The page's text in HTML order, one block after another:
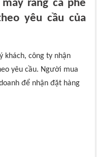
rang cà phê
yêu cầu của
khách, công ty nhận
yêu cầu. Người mua
để nhận đặt hàng